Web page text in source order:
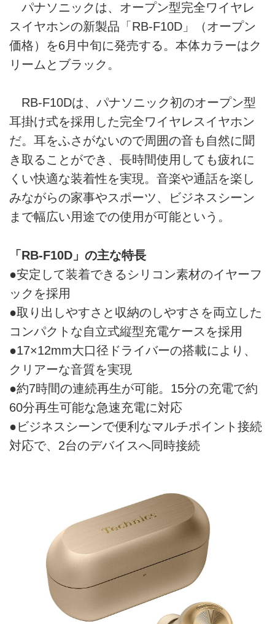
パナソニックは、オープン型完全ワイヤレ
スイヤホンの新製品「RB-F10D」（オープン
価格）を6月中旬に発売する。本体カラーはク
リームとブラック。
RB-F10Dは、パナソニック初のオープン型
耳掛け式を採用した完全ワイヤレスイヤホン
だ。耳をふさがないので周囲の音も自然に聞
き取ることができ、長時間使用しても疲れに
くい快適な装着性を実現。音楽や通話を楽し
みながらの家事やスポーツ、ビジネスシーン
まで幅広い用途での使用が可能という。
「RB-F10D」の主な特長
●安定して装着できるシリコン素材のイヤーフ
ックを採用
●取り出しやすさと収納のしやすさを両立した
コンパクトな自立式縦型充電ケースを採用
●17×12mm大口径ドライバーの搭載により、
クリアーな音質を実現
●約7時間の連続再生が可能。15分の充電で約
60分再生可能な急速充電に対応
●ビジネスシーンで便利なマルチポイント接続
対応で、2台のデバイスへ同時接続